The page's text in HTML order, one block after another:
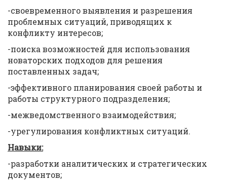
-своевременного выявления и разрешения
проблемных ситуаций, приводящих к
конфликту интересов;
-поиска возможностей для использования
новаторских подходов для решения
поставленных задач;
-эффективного планирования своей работы и
работы структурного подразделения;
-межведомственного взаимодействия;
-урегулирования конфликтных ситуаций.
Навыки:
-разработки аналитических и стратегических
документов;